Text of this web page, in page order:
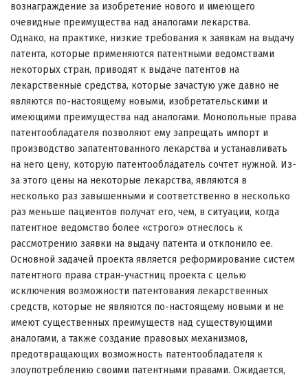
вознаграждение за изобретение нового и имеющего
очевидные преимущества над аналогами лекарства.
Однако, на практике, низкие требования к заявкам на выдачу
патента, которые применяются патентными ведомствами
некоторых стран, приводят к выдаче патентов на
лекарственные средства, которые зачастую уже давно не
являются по-настоящему новыми, изобретательскими и
имеющими преимущества над аналогами. Монопольные права
патентообладателя позволяют ему запрещать импорт и
производство запатентованного лекарства и устанавливать
на него цену, которую патентообладатель сочтет нужной. Из-
за этого цены на некоторые лекарства, являются в
несколько раз завышенными и соответственно в несколько
раз меньше пациентов получат его, чем, в ситуации, когда
патентное ведомство более «строго» отнеслось к
рассмотрению заявки на выдачу патента и отклонило ее.
Основной задачей проекта является реформирование систем
патентного права стран-участниц проекта с целью
исключения возможности патентования лекарственных
средств, которые не являются по-настоящему новыми и не
имеют существенных преимуществ над существующими
аналогами, а также создание правовых механизмов,
предотвращающих возможность патентообладателя к
злоупотреблению своими патентными правами. Ожидается,